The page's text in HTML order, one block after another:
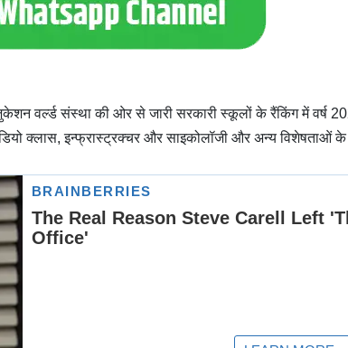
वर्ल्ड संस्था की ओर से जारी सरकारी स्कूलों के रैंकिंग में वर्ष
क्लास, इन्फ्रास्ट्रक्चर और साइकोलॉजी और अन्य विशेषताओं के